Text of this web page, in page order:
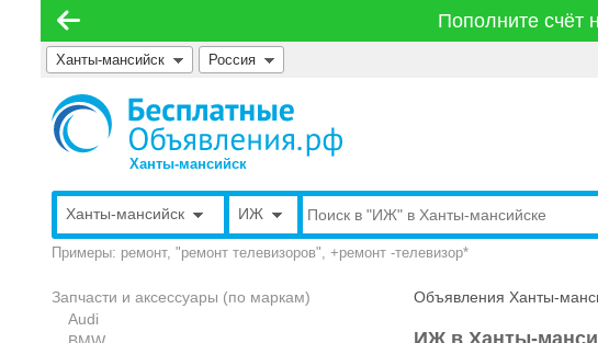
Пополните счёт
Ханты-мансийск Россия
Ханты-мансийск
Ханты-мансийск ИЖ
Примеры: ремонт, "ремонт телевизоров", +ремонт -телевизор*
Запчасти и аксессуары (по маркам)
Audi
Объявления Ханты-
ИЖ в Ханты-